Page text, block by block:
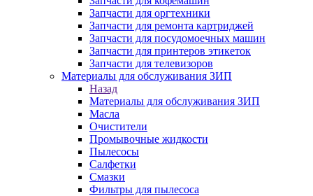
Запчасти для оргтехники
Запчасти для ремонта картриджей
Запчасти для посудомоечных машин
Запчасти для принтеров этикеток
Запчасти для телевизоров
Материалы для обслуживания ЗИП
Назад
Материалы для обслуживания ЗИП
Масла
Очистители
Промывочные жидкости
Пылесосы
Салфетки
Смазки
Фильтры для пылесоса